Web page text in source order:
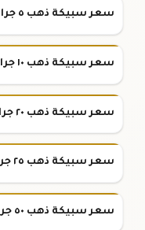
سعر سبيكة ذهب ٥ جرام عيار ٢٤
سعر سبيكة ذهب ١٠ جرام عيار ٢٤
سعر سبيكة ذهب ٢٠ جرام عيار ٢٤
سعر سبيكة ذهب ٢٥ جرام عيار ٢٤
سعر سبيكة ذهب ٥٠ جرام عيار ٢٤